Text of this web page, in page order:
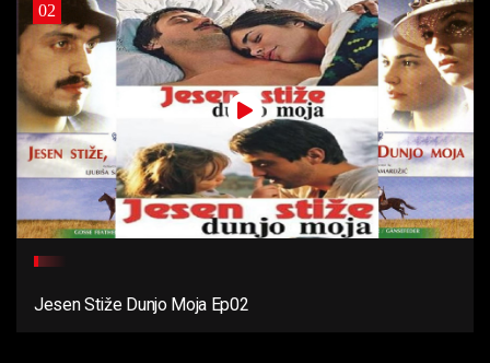
02
Jesen Stiže Dunjo Moja Ep02